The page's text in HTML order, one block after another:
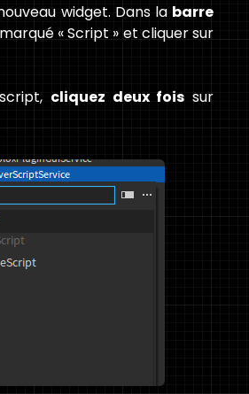
widget. Dans la barre
« Script » et cliquer sur
cliquez deux fois sur